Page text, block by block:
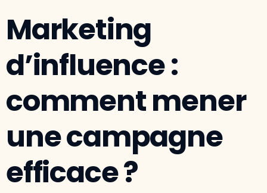
Marketing
d’influence :
comment mener
une campagne
efficace ?